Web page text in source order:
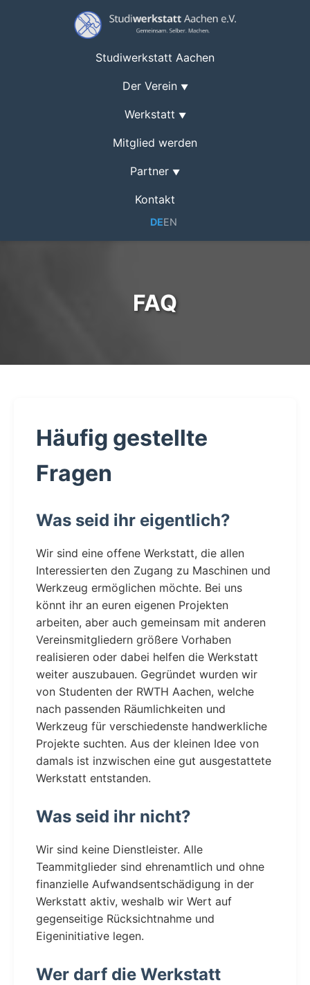
Studiwerkstatt Aachen
Der Verein ▼
Werkstatt ▼
Mitglied werden
Partner ▼
Kontakt
DEEN
FAQ
Häufig gestellte
Fragen
Was seid ihr eigentlich?
Wir sind eine offene Werkstatt, die allen
Interessierten den Zugang zu Maschinen und
Werkzeug ermöglichen möchte. Bei uns
könnt ihr an euren eigenen Projekten
arbeiten, aber auch gemeinsam mit anderen
Vereinsmitgliedern größere Vorhaben
realisieren oder dabei helfen die Werkstatt
weiter auszubauen. Gegründet wurden wir
von Studenten der RWTH Aachen, welche
nach passenden Räumlichkeiten und
Werkzeug für verschiedenste handwerkliche
Projekte suchten. Aus der kleinen Idee von
damals ist inzwischen eine gut ausgestattete
Werkstatt entstanden.
Was seid ihr nicht?
Wir sind keine Dienstleister. Alle
Teammitglieder sind ehrenamtlich und ohne
finanzielle Aufwandsentschädigung in der
Werkstatt aktiv, weshalb wir Wert auf
gegenseitige Rücksichtnahme und
Eigeninitiative legen.
Wer darf die Werkstatt